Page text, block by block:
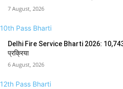
7 August, 2026
10th Pass Bharti
Delhi Fire Service Bharti 2026: 10,743
प्रक्रिया
6 August, 2026
12th Pass Bharti